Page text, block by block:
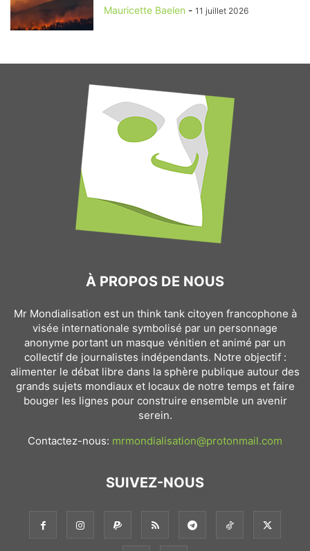
Mauricette Baelen - 11 juillet 2026
À PROPOS DE NOUS
Mr Mondialisation est un think tank citoyen francophone à
visée internationale symbolisé par un personnage
anonyme portant un masque vénitien et animé par un
collectif de journalistes indépendants. Notre objectif :
alimenter le débat libre dans la sphère publique autour des
grands sujets mondiaux et locaux de notre temps et faire
bouger les lignes pour construire ensemble un avenir
serein.
Contactez-nous: mrmondialisation@protonmail.com
SUIVEZ-NOUS